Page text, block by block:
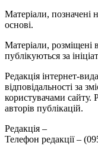
Матеріали, позначені
основі.
Матеріали, розміщені
публікуються за
Редакція інтернет-
відповідальності за
користувачами сайту.
авторів публікацій.
Редакція –
Телефон редакції –